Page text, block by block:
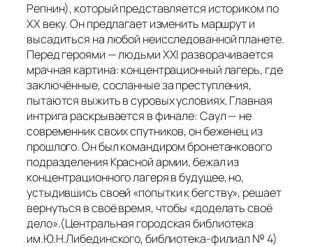
Репнин), который представляется историком по
XX веку. Он предлагает изменить маршрут и
высадиться на любой неисследованной планете.
Перед героями — людьми XXI разворачивается
мрачная картина: концентрационный лагерь, где
заключённые, сосланные за преступления,
пытаются выжить в суровых условиях. Главная
интрига раскрывается в финале: Саул — не
современник своих спутников, он беженец из
прошлого. Он был командиром бронетанкового
подразделения Красной армии, бежал из
концентрационного лагеря в будущее, но,
устыдившись своей «попытки к бегству», решает
вернуться в своё время, чтобы «доделать своё
дело».(Центральная городская библиотека
им.Ю.Н.Либединского, библиотека-филиал № 4)